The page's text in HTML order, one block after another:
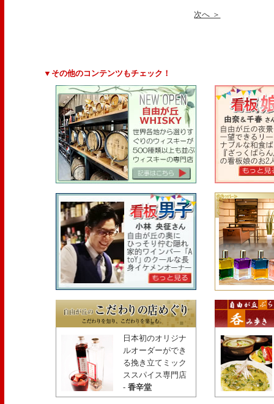
次へ ＞
▼その他のコンテンツもチェック！
日本初のオリジナ
ルオーダーができ
る挽き立てミック
ススパイス専門店
- 香辛堂